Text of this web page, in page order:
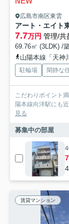
広島市南区東雲
アート・エイト
7.7万円 管理/共
69.76㎡ (3LDK) /
山陽本線「天神
駐輪場 閑静な
こだわりポイント
陽本線向洋駅にも
見る
募集中の部屋
賃貸マンション